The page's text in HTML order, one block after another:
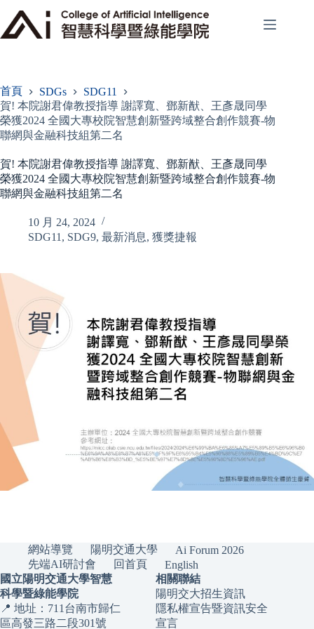
至
主
首頁
SDGs
SDG11
賀! 本院謝君偉教授指導 謝譯寬、鄧新猷、王彥晟同學
榮獲2024 全國大專校院智慧創新暨跨域整合創作競賽-物
聯網與金融科技組第二名
賀! 本院謝君偉教授指導 謝譯寬、鄧新猷、王彥晟同學
榮獲2024 全國大專校院智慧創新暨跨域整合創作競賽-物
聯網與金融科技組第二名
10 月 24, 2024
SDG11 , SDG9, 最新消息, 獲獎捷報
網站導覽 陽明交通大學
Ai Forum 2026
先端AI研討會
回首頁
English
國立陽明交通大學智慧
科學暨綠能學院
📍 地址：711台南市歸仁
區高發三路二段301號
相關聯結
陽明交大招生資訊
隱私權宣告暨資訊安全
宣言